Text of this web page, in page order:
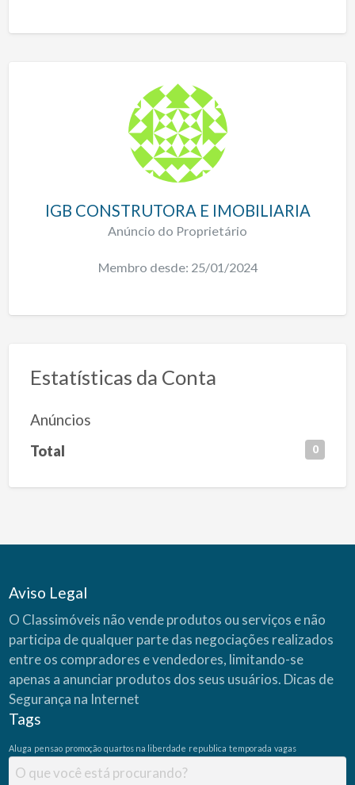
IGB CONSTRUTORA E IMOBILIARIA
Anúncio do Proprietário
Membro desde: 25/01/2024
Estatísticas da Conta
Anúncios
Total 0
Aviso Legal
O Classimóveis não vende produtos ou serviços e não
participa de qualquer parte das negociações realizados
entre os compradores e vendedores, limitando-se
apenas a anunciar produtos dos seus usuários. Dicas de
Segurança na Internet
Tags
Aluga pensao promoção quartos na liberdade republica temporada vagas